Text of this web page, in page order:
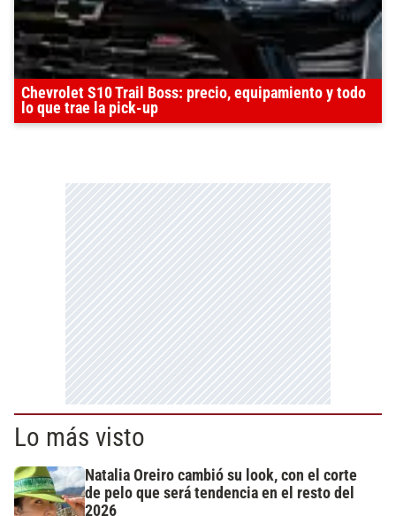
Chevrolet S10 Trail Boss: precio, equipamiento y todo
lo que trae la pick-up
Lo más visto
Natalia Oreiro cambió su look, con el corte
de pelo que será tendencia en el resto del
2026